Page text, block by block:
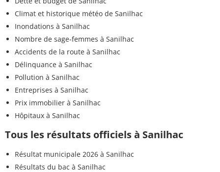
Climat et historique météo de Sanilhac
Inondations à Sanilhac
Nombre de sage-femmes à Sanilhac
Accidents de la route à Sanilhac
Délinquance à Sanilhac
Pollution à Sanilhac
Entreprises à Sanilhac
Prix immobilier à Sanilhac
Hôpitaux à Sanilhac
Tous les résultats officiels à Sanilhac
Résultat municipale 2026 à Sanilhac
Résultats du bac à Sanilhac